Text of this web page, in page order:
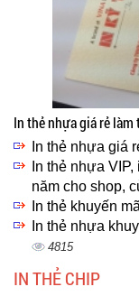
In thẻ nhựa giá rẻ làm
In thẻ nhựa giá
In thẻ nhựa
năm cho shop,
In thẻ khuyến
In thẻ nhựa
4815
IN THẺ CHIP